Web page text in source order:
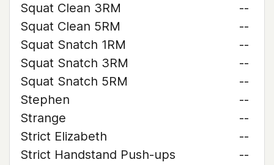
Squat Clean 3RM
--
Squat Clean 5RM
--
Squat Snatch 1RM
--
Squat Snatch 3RM
--
Squat Snatch 5RM
--
Stephen
--
Strange
--
Strict Elizabeth
--
Strict Handstand Push-ups
--